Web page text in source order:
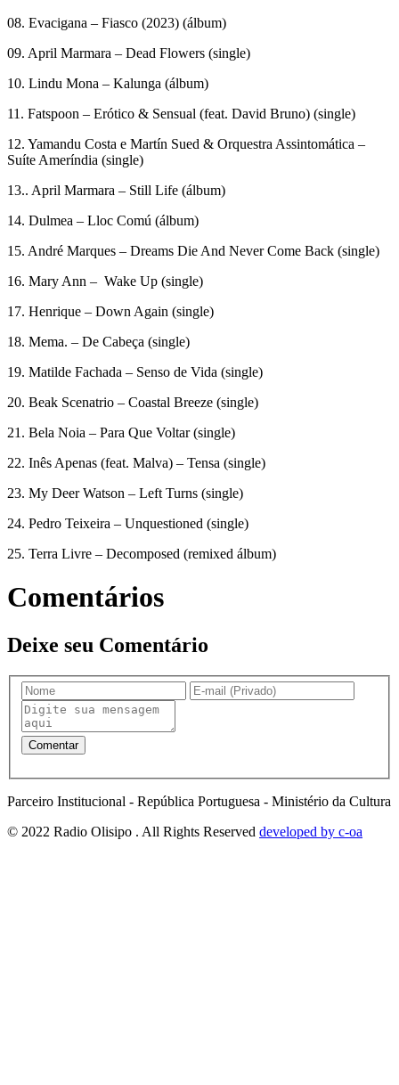
08. Evacigana – Fiasco (2023) (álbum)
09. April Marmara – Dead Flowers (single)
10. Lindu Mona – Kalunga (álbum)
11. Fatspoon – Erótico & Sensual (feat. David Bruno) (single)
12. Yamandu Costa e Martín Sued & Orquestra Assintomática –
Suíte Ameríndia (single)
13.. April Marmara – Still Life (álbum)
14. Dulmea – Lloc Comú (álbum)
15. André Marques – Dreams Die And Never Come Back (single)
16. Mary Ann – Wake Up (single)
17. Henrique – Down Again (single)
18. Mema. – De Cabeça (single)
19. Matilde Fachada – Senso de Vida (single)
20. Beak Scenatrio – Coastal Breeze (single)
21. Bela Noia – Para Que Voltar (single)
22. Inês Apenas (feat. Malva) – Tensa (single)
23. My Deer Watson – Left Turns (single)
24. Pedro Teixeira – Unquestioned (single)
25. Terra Livre – Decomposed (remixed álbum)
Comentários
Deixe seu Comentário
Parceiro Institucional - República Portuguesa - Ministério da Cultura
© 2022 Radio Olisipo . All Rights Reserved developed by c-oa